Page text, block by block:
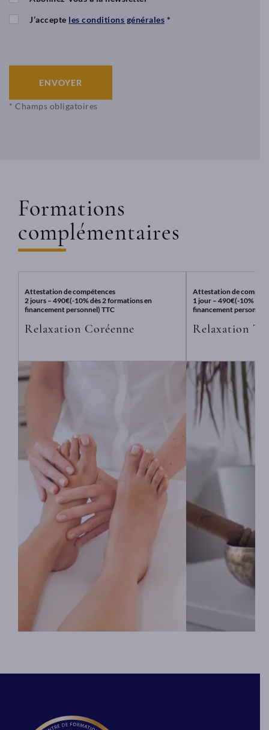
J’accepte les conditions générales *
ENVOYER
* Champs obligatoires
Formations
complémentaires
Attestation de compétences
2 jours – 490€(-10% dès 2 formations en
financement personnel) TTC
Relaxation Coréenne
mouvements très simples. Ses
ou dans des protocoles de
Attestation de
1 jour – 490€(-10%
financement personnel)
Relaxation
massage manuel